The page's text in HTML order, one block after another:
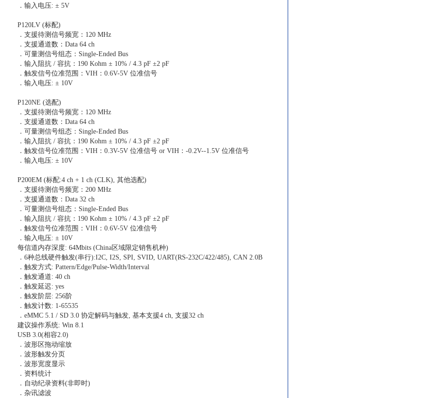
．输入电压: ± 5V
P120LV (标配)
．支援待测信号频宽：120 MHz
．支援通道数：Data 64 ch
．可量测信号组态：Single-Ended Bus
．输入阻抗 / 容抗：190 Kohm ± 10% / 4.3 pF ±2 pF
．触发信号位准范围：VIH：0.6V-5V 位准信号
．输入电压: ± 10V
P120NE (选配)
．支援待测信号频宽：120 MHz
．支援通道数：Data 64 ch
．可量测信号组态：Single-Ended Bus
．输入阻抗 / 容抗：190 Kohm ± 10% / 4.3 pF ±2 pF
．触发信号位准范围：VIH：0.3V-5V 位准信号 or VIH：-0.2V--1.5V 位准信号
．输入电压: ± 10V
P200EM (标配:4 ch + 1 ch (CLK), 其他选配)
．支援待测信号频宽：200 MHz
．支援通道数：Data 32 ch
．可量测信号组态：Single-Ended Bus
．输入阻抗 / 容抗：190 Kohm ± 10% / 4.3 pF ±2 pF
．触发信号位准范围：VIH：0.6V-5V 位准信号
．输入电压: ± 10V
每信道内存深度: 64Mbits (China区域限定销售机种)
．6种总线硬件触发(串行):I2C, I2S, SPI, SVID, UART(RS-232C/422/485), CAN 2.0B
．触发方式: Pattern/Edge/Pulse-Width/Interval
．触发通道: 40 ch
．触发延迟: yes
．触发阶层: 256阶
．触发计数: 1-65535
．eMMC 5.1 / SD 3.0 协定解码与触发, 基本支援4 ch, 支援32 ch
建议操作系统: Win 8.1
USB 3.0(相容2.0)
．波形区拖动缩放
．波形触发分页
．波形宽度显示
．资料统计
．自动纪录资料(非即时)
．杂讯滤波